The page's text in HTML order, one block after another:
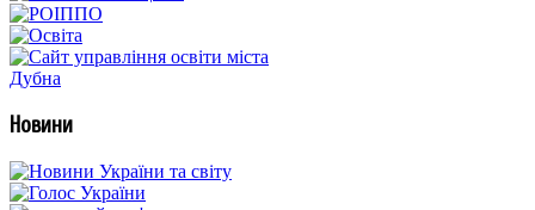
Новини